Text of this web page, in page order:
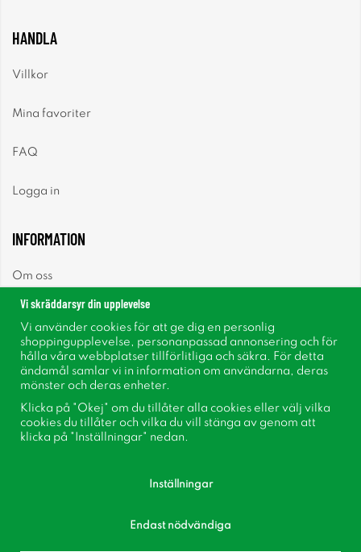
HANDLA
Villkor
Mina favoriter
FAQ
Logga in
INFORMATION
Om oss
Nyhetsbrev
Om cookies
Inspiration
Vi skräddarsyr din upplevelse
Vi använder cookies för att ge dig en personlig
shoppingupplevelse, personanpassad annonsering och för
hålla våra webbplatser tillförlitliga och säkra. För detta
ändamål samlar vi in information om användarna, deras
mönster och deras enheter.
Klicka på "Okej" om du tillåter alla cookies eller välj vilka
cookies du tillåter och vilka du vill stänga av genom att
klicka på "Inställningar" nedan.
Inställningar
Endast nödvändiga